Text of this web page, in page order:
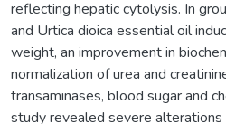
reflecting hepatic cytolysis. In
and Urtica dioica essential oil
weight, an improvement in
normalization of urea and
transaminases, blood sugar and
study revealed severe